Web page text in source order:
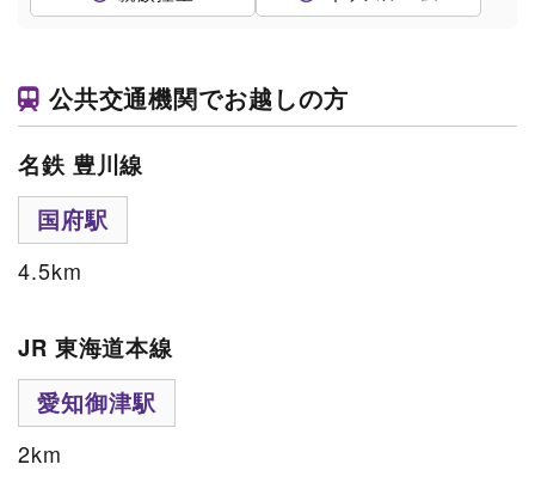
公共交通機関でお越しの方
名鉄 豊川線
国府駅
4.5km
JR 東海道本線
愛知御津駅
2km